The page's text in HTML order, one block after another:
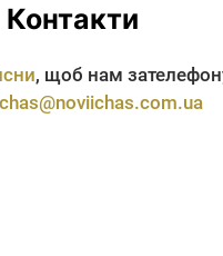
Контакти
, щоб нам